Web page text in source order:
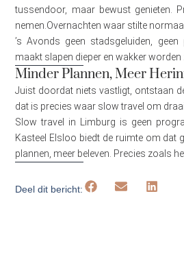
tussendoor, maar bewust genieten.
nemen.Overnachten waar stilte
’s Avonds geen stadsgeluiden,
maakt slapen dieper en wakker worden
Minder Plannen, Meer
Juist doordat niets vastligt, ontstaan
dat is precies waar slow travel om
Slow travel in Limburg is geen
Kasteel Elsloo biedt de ruimte om dat
plannen, meer beleven. Precies zoals
Deel dit bericht: